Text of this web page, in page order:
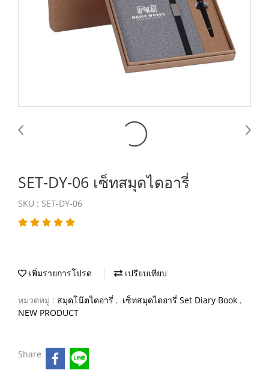
SET-DY-06 เซ็ทสมุดไดอารี่
SKU : SET-DY-06
เพิ่มรายการโปรด เปรียบเทียบ
หมวดหมู่ : สมุดโน๊ตไดอารี่ , เซ็ทสมุดไดอารี่ Set Diary Book ,
NEW PRODUCT
Share